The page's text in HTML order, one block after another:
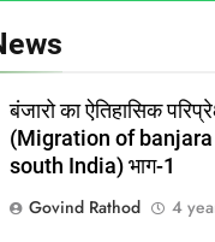
बंजारो का ऐतिहासिक
(Migration of
south India) भाग-1
Govind Rathod
4